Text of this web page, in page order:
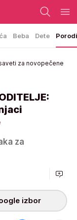
Beba Dete
za novopečene
za
izbor